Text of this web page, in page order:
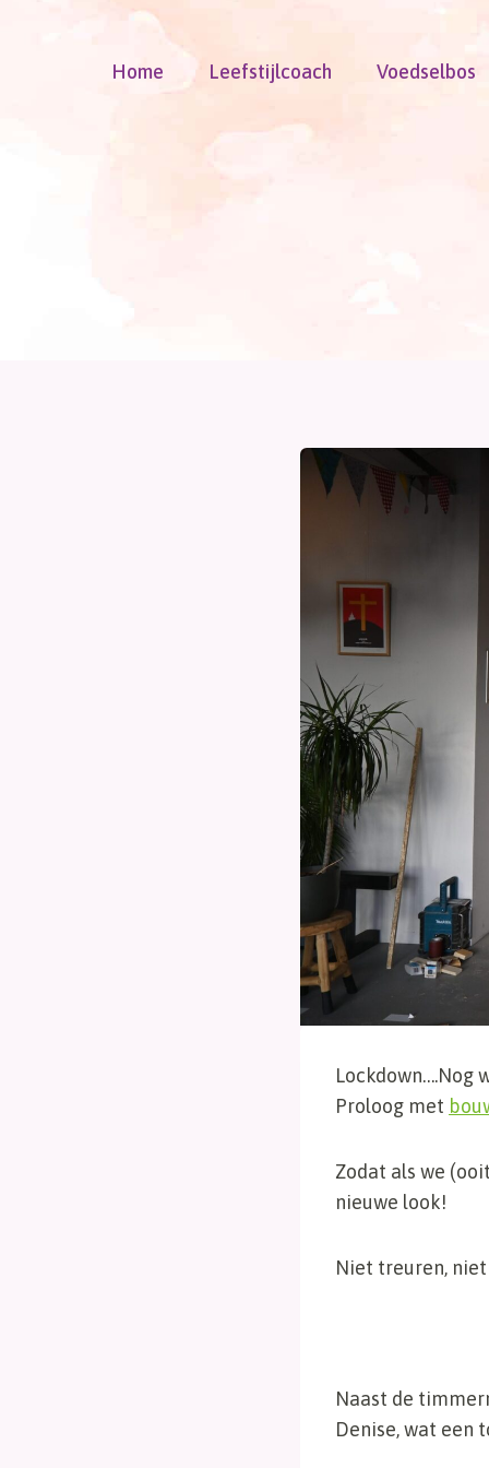
Home Leefstijlcoach Voedselbos
Lockdown….Nog
Proloog met
Zodat als we
nieuwe look!
Niet treuren,
Naast de
Denise, wat een